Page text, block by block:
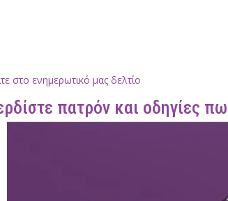
στο ενημερωτικό μας δελτίο
πατρόν και οδηγίες